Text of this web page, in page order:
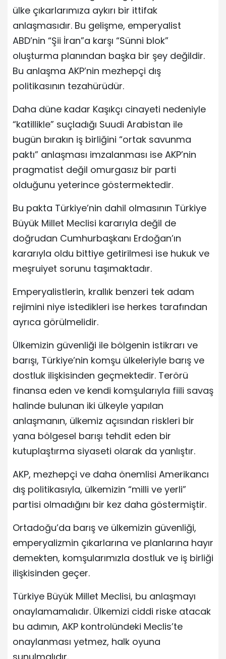
ülke çıkarlarımıza aykırı bir ittifak
anlaşmasıdır. Bu gelişme, emperyalist
ABD’nin “Şii İran”a karşı “Sünni blok”
oluşturma planından başka bir şey değildir.
Bu anlaşma AKP’nin mezhepçi dış
politikasının tezahürüdür.
Daha düne kadar Kaşıkçı cinayeti nedeniyle
“katillikle” suçladığı Suudi Arabistan ile
bugün bırakın iş birliğini “ortak savunma
paktı” anlaşması imzalanması ise AKP’nin
pragmatist değil omurgasız bir parti
olduğunu yeterince göstermektedir.
Bu pakta Türkiye’nin dahil olmasının Türkiye
Büyük Millet Meclisi kararıyla değil de
doğrudan Cumhurbaşkanı Erdoğan’ın
kararıyla oldu bittiye getirilmesi ise hukuk ve
meşruiyet sorunu taşımaktadır.
Emperyalistlerin, krallık benzeri tek adam
rejimini niye istedikleri ise herkes tarafından
ayrıca görülmelidir.
Ülkemizin güvenliği ile bölgenin istikrarı ve
barışı, Türkiye’nin komşu ülkeleriyle barış ve
dostluk ilişkisinden geçmektedir. Terörü
finansa eden ve kendi komşularıyla fiili savaş
halinde bulunan iki ülkeyle yapılan
anlaşmanın, ülkemiz açısından riskleri bir
yana bölgesel barışı tehdit eden bir
kutuplaştırma siyaseti olarak da yanlıştır.
AKP, mezhepçi ve daha önemlisi Amerikancı
dış politikasıyla, ülkemizin “milli ve yerli”
partisi olmadığını bir kez daha göstermiştir.
Ortadoğu’da barış ve ülkemizin güvenliği,
emperyalizmin çıkarlarına ve planlarına hayır
demekten, komşularımızla dostluk ve iş birliği
ilişkisinden geçer.
Türkiye Büyük Millet Meclisi, bu anlaşmayı
onaylamamalıdır. Ülkemizi ciddi riske atacak
bu adımın, AKP kontrolündeki Meclis’te
onaylanması yetmez, halk oyuna